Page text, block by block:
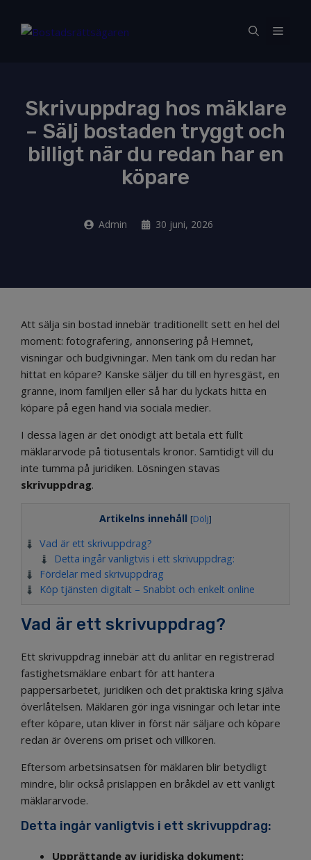
Meny
Skrivuppdrag hos mäklare
– Sälj bostaden tryggt och
billigt när du redan har en
köpare
Admin 30 juni, 2026
Att sälja sin bostad innebär traditionellt sett en hel del
moment: fotografering, annonsering på Hemnet,
visningar och budgivningar. Men tänk om du redan har
hittat en köpare? Kanske säljer du till en hyresgäst, en
granne, inom familjen eller så har du lyckats hitta en
köpare på egen hand via sociala medier.
I dessa lägen är det onödigt att betala ett fullt
mäklararvode på tiotusentals kronor. Samtidigt vill du
inte tumma på juridiken. Lösningen stavas
skrivuppdrag.
Artikelns innehåll [Dölj]
Vad är ett skrivuppdrag?
Detta ingår vanligtvis i ett skrivuppdrag:
Fördelar med skrivuppdrag
Köp tjänsten digitalt – Snabbt och enkelt online
Vad är ett skrivuppdrag?
Ett skrivuppdrag innebär att du anlitar en registrerad
fastighetsmäklare enbart för att hantera
pappersarbetet, juridiken och det praktiska kring själva
överlåtelsen. Mäklaren gör inga visningar och letar inte
efter köpare, utan kliver in först när säljare och köpare
redan är överens om priset och villkoren.
Eftersom arbetsinsatsen för mäklaren blir betydligt
mindre, blir också prislappen en bråkdel av ett vanligt
mäklararvode.
Detta ingår vanligtvis i ett skrivuppdrag:
Upprättande av juridiska dokument: